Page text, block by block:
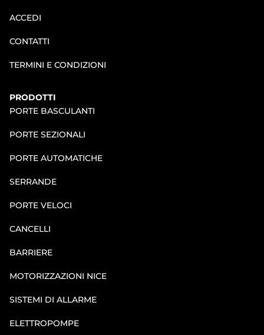
ACCEDI
CONTATTI
TERMINI E CONDIZIONI
PRODOTTI
PORTE BASCULANTI
PORTE SEZIONALI
PORTE AUTOMATICHE
SERRANDE
PORTE VELOCI
CANCELLI
BARRIERE
MOTORIZZAZIONI NICE
SISTEMI DI ALLARME
ELETTROPOMPE